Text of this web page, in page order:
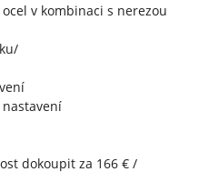
v kombinaci s nerezou
dokoupit za 166 € /